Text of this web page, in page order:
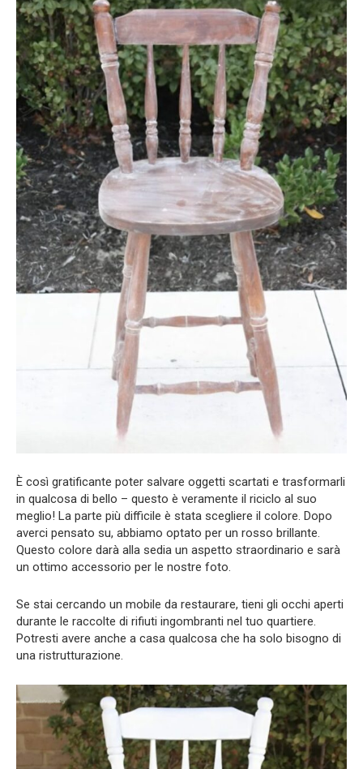
È così gratificante poter salvare oggetti scartati e trasformarli
in qualcosa di bello – questo è veramente il riciclo al suo
meglio! La parte più difficile è stata scegliere il colore. Dopo
averci pensato su, abbiamo optato per un rosso brillante.
Questo colore darà alla sedia un aspetto straordinario e sarà
un ottimo accessorio per le nostre foto.
Se stai cercando un mobile da restaurare, tieni gli occhi aperti
durante le raccolte di rifiuti ingombranti nel tuo quartiere.
Potresti avere anche a casa qualcosa che ha solo bisogno di
una ristrutturazione.